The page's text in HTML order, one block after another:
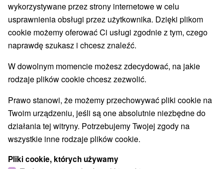
Opinii Google
Štôla 84
059 37 Štôla
GPS:
N +49° 5' 32.71''
E +20° 8' 25.84''
wykorzystywane przez strony internetowe w celu
usprawnienia obsługi przez użytkownika. Dzięki plikom
cookie możemy oferować Ci usługi zgodnie z tym, czego
naprawdę szukasz i chcesz znaleźć.
W dowolnym momencie możesz zdecydować, na jakie
rodzaje plików cookie chcesz zezwolić.
Prawo stanowi, że możemy przechowywać pliki cookie na
Twoim urządzeniu, jeśli są one absolutnie niezbędne do
działania tej witryny. Potrzebujemy Twojej zgody na
wszystkie inne rodzaje plików cookie.
Pliki cookie, których używamy